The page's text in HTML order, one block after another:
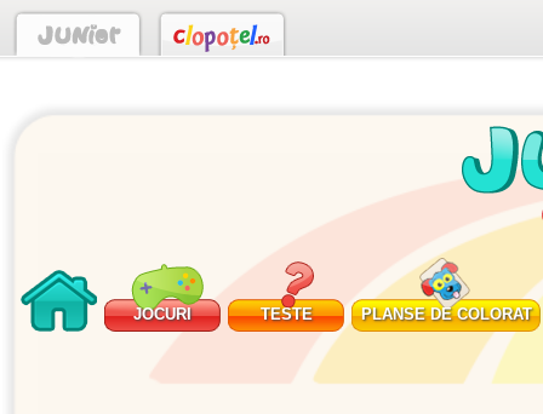
JOCURI TESTE PLANSE DE COLORAT